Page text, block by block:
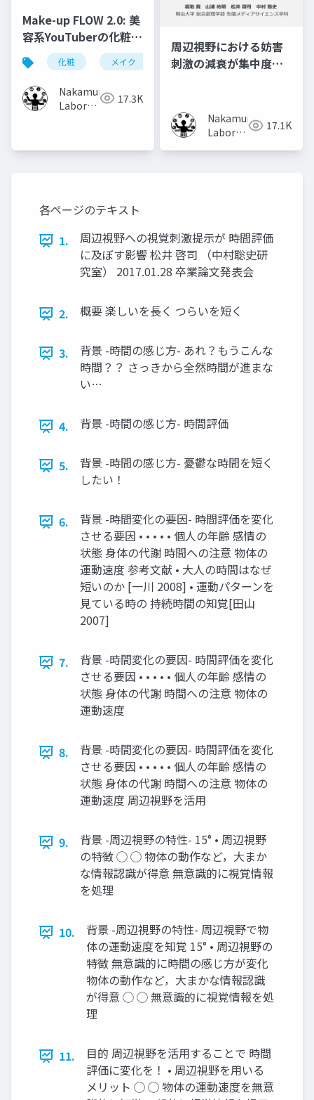
Make-up FLOW 2.0: 美
容系YouTuberの化粧フ
ローチャートの共有・
取り入れ手法
化粧 メイク 化粧工程 フローチャート
Nakamura
Laboratory 17.3K
周辺視野における妨害
刺激の減衰が集中度に
Nakamura
Laboratory 17.1K
各ページのテキスト
1.
周辺視野への視覚刺激提示が 時間評価
に及ぼす影響 松井 啓司 （中村聡史研
究室） 2017.01.28 卒業論文発表会
2. 概要 楽しいを長く つらいを短く
3.
背景 -時間の感じ方- あれ？もうこんな
時間？？ さっきから全然時間が進まな
い…
4. 背景 -時間の感じ方- 時間評価
5.
背景 -時間の感じ方- 憂鬱な時間を短く
したい！
6.
背景 -時間変化の要因- 時間評価を変化
させる要因 • • • • • 個人の年齢 感情の
状態 身体の代謝 時間への注意 物体の
運動速度 参考文献 • 大人の時間はなぜ
短いのか [一川 2008] • 運動パターンを
見ている時の 持続時間の知覚[田山
2007]
7.
背景 -時間変化の要因- 時間評価を変化
させる要因 • • • • • 個人の年齢 感情の
状態 身体の代謝 時間への注意 物体の
運動速度
8.
背景 -時間変化の要因- 時間評価を変化
させる要因 • • • • • 個人の年齢 感情の
状態 身体の代謝 時間への注意 物体の
運動速度 周辺視野を活用
9.
背景 -周辺視野の特性- 15° • 周辺視野
の特徴 ◯ ◯ 物体の動作など，大まか
な情報認識が得意 無意識的に視覚情報
を処理
10.
背景 -周辺視野の特性- 周辺視野で物
体の運動速度を知覚 15° • 周辺視野の
特徴 無意識的に時間の感じ方が変化
物体の動作など，大まかな情報認識
が得意 ◯ ◯ 無意識的に視覚情報を処
理
11.
目的 周辺視野を活用することで 時間
評価に変化を！ • 周辺視野を用いる
メリット ◯ ◯ 物体の運動速度を無意